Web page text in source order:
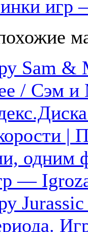
Sam &
/ Сэм и
|
одним
—